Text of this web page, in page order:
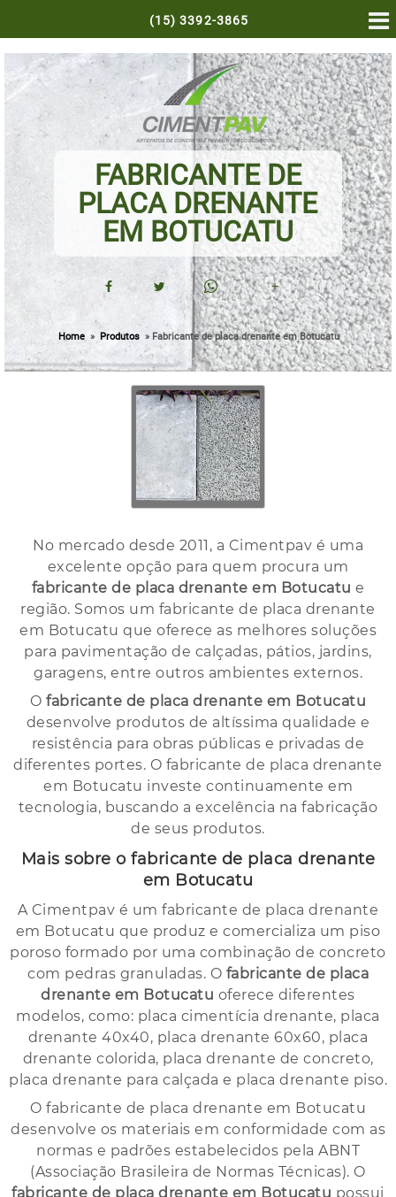
(15)3392-3865
FABRICANTE DE
PLACA DRENANTE
EM BOTUCATU
+
Home » Produtos » Fabricante de placa drenante em Botucatu
No mercado desde 2011, a Cimentpav é uma
excelente opção para quem procura um
fabricante de placa drenante em Botucatu e
região. Somos um fabricante de placa drenante
em Botucatu que oferece as melhores soluções
para pavimentação de calçadas, pátios, jardins,
garagens, entre outros ambientes externos.
O fabricante de placa drenante em Botucatu
desenvolve produtos de altíssima qualidade e
resistência para obras públicas e privadas de
diferentes portes. O fabricante de placa drenante
em Botucatu investe continuamente em
tecnologia, buscando a excelência na fabricação
de seus produtos.
Mais sobre o fabricante de placa drenante
em Botucatu
A Cimentpav é um fabricante de placa drenante
em Botucatu que produz e comercializa um piso
poroso formado por uma combinação de concreto
com pedras granuladas. O fabricante de placa
drenante em Botucatu oferece diferentes
modelos, como: placa cimentícia drenante, placa
drenante 40x40, placa drenante 60x60, placa
drenante colorida, placa drenante de concreto,
placa drenante para calçada e placa drenante piso.
O fabricante de placa drenante em Botucatu
desenvolve os materiais em conformidade com as
normas e padrões estabelecidos pela ABNT
(Associação Brasileira de Normas Técnicas). O
fabricante de placa drenante em Botucatu possui